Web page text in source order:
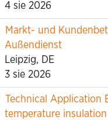
4 sie 2026
Markt- und
Außendienst
Leipzig, DE
3 sie 2026
Technical Application
temperature insulation